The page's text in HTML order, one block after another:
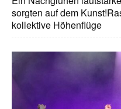
sorgten auf dem
kollektive Höhenflüge